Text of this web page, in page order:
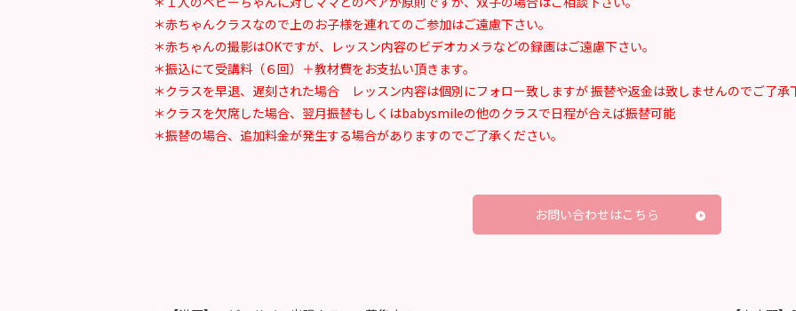
＊赤ちゃんクラスなので上のお子様を連れてのご参加はご遠慮下さい。
＊赤ちゃんの撮影はOKですが、レッスン内容のビデオカメラなどの録画はご遠慮下さい。
＊振込にて受講料（６回）＋教材費をお支払い頂きます。
＊クラスを早退、遅刻された場合 レッスン内容は個別にフォロー致しますが 振替や返金は致しませんのでご了承
＊クラスを欠席した場合、翌月振替もしくはbabysmileの他のクラスで日程が合えば振替可能
＊振替の場合、追加料金が発生する場合がありますのでご了承ください。
お問い合わせはこちら